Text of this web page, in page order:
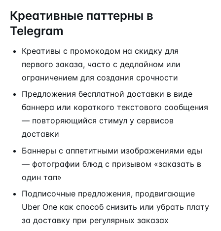
Креативные паттерны в
Telegram
Креативы с промокодом на скидку для
первого заказа, часто с дедлайном или
ограничением для создания срочности
Предложения бесплатной доставки в виде
баннера или короткого текстового сообщения
— повторяющийся стимул у сервисов
доставки
Баннеры с аппетитными изображениями еды
— фотографии блюд с призывом «заказать в
один тап»
Подписочные предложения, продвигающие
Uber One как способ снизить или убрать плату
за доставку при регулярных заказах